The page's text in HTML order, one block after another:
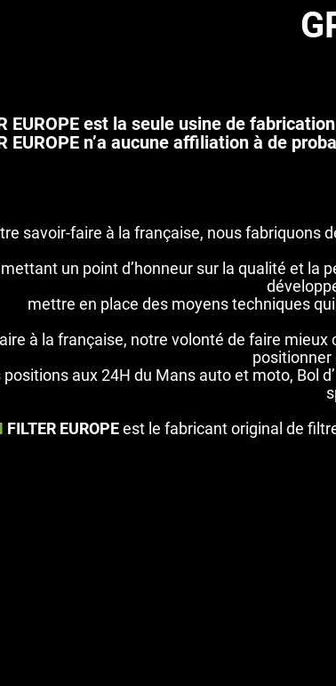
EUROPE est la seule usine de
EUROPE n’a aucune affiliation à de
savoir-faire à la française, nous fabriquons
un point d’honneur sur la qualité et la
mettre en place des moyens techniques
à la française, notre volonté de faire
positionner
aux 24H du Mans auto et moto, Bol
FILTER EUROPEest le fabricant original de